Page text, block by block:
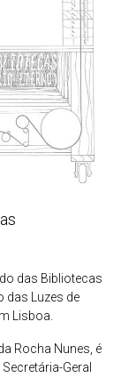
das Bibliotecas
das Luzes de
Lisboa.
Rocha Nunes, é
Geral